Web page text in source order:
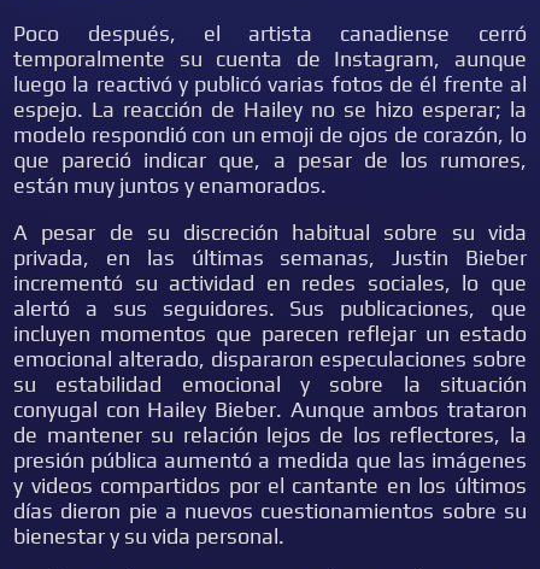
Poco después, el artista canadiense cerró
temporalmente su cuenta de Instagram, aunque
luego la reactivó y publicó varias fotos de él frente al
espejo. La reacción de Hailey no se hizo esperar; la
modelo respondió con un emoji de ojos de corazón, lo
que pareció indicar que, a pesar de los rumores,
están muy juntos y enamorados.
A pesar de su discreción habitual sobre su vida
privada, en las últimas semanas, Justin Bieber
incrementó su actividad en redes sociales, lo que
alertó a sus seguidores. Sus publicaciones, que
incluyen momentos que parecen reflejar un estado
emocional alterado, dispararon especulaciones sobre
su estabilidad emocional y sobre la situación
conyugal con Hailey Bieber. Aunque ambos trataron
de mantener su relación lejos de los reflectores, la
presión pública aumentó a medida que las imágenes
y videos compartidos por el cantante en los últimos
días dieron pie a nuevos cuestionamientos sobre su
bienestar y su vida personal.